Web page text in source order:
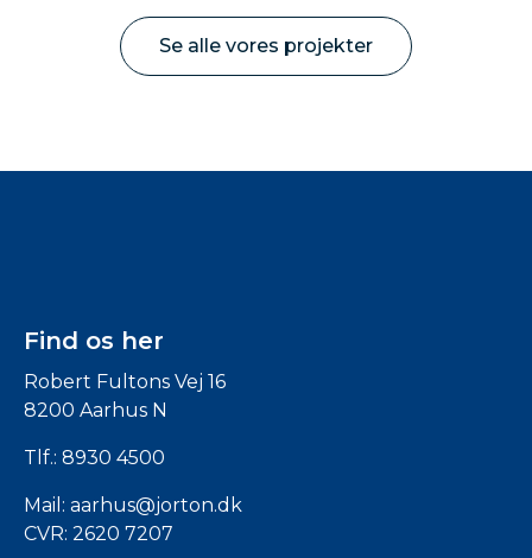
Se alle vores projekter
Find os her
Robert Fultons Vej 16
8200 Aarhus N
Tlf.: 8930 4500
Mail: aarhus@jorton.dk
CVR: 2620 7207